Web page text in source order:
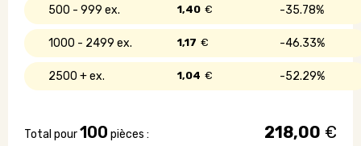
500 - 999 35.78%
1,40 €
1000 - 2499 46.33%
1,17 €
2500 + 52.29%
1,04 €
Total pour100 pièces : 218,00 €